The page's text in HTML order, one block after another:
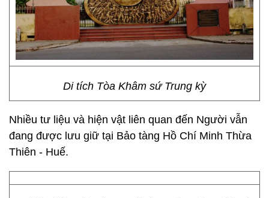
Di tích Tòa Khâm sứ Trung kỳ
Nhiều tư liệu và hiện vật liên quan đến Người vẫn
đang được lưu giữ tại Bảo tàng Hồ Chí Minh Thừa
Thiên - Huế.